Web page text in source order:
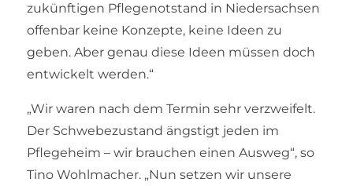
zukünftigen Pflegenotstand in Niedersachsen
offenbar keine Konzepte, keine Ideen zu
geben. Aber genau diese Ideen müssen doch
entwickelt werden.“
„Wir waren nach dem Termin sehr verzweifelt.
Der Schwebezustand ängstigt jeden im
Pflegeheim – wir brauchen einen Ausweg“, so
Tino Wohlmacher. „Nun setzen wir unsere